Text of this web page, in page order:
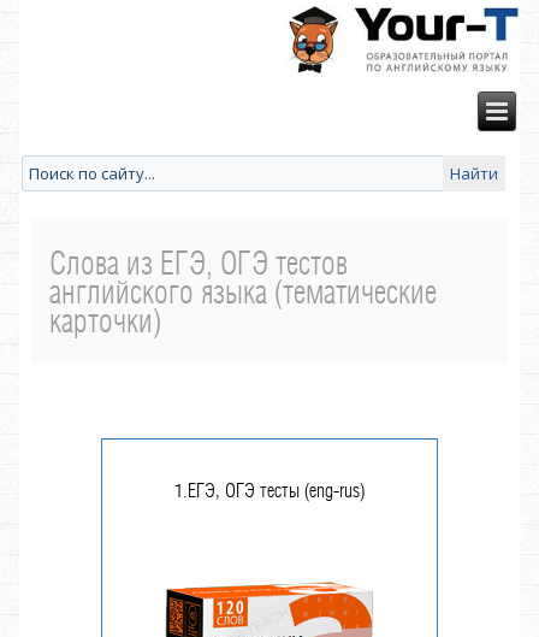
Слова из ЕГЭ, ОГЭ тестов
английского языка (тематические
карточки)
1.ЕГЭ, ОГЭ тесты (eng-rus)